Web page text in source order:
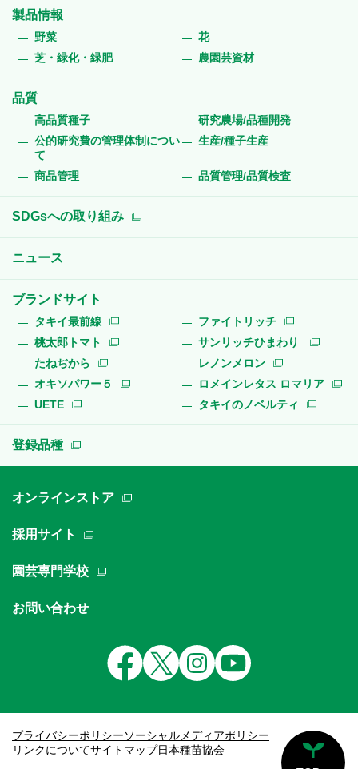
製品情報
野菜
花
芝・緑化・緑肥
農園芸資材
品質
高品質種子
研究農場/品種開発
公的研究費の管理体制につい
て
生産/種子生産
商品管理 品質管理/品質検査
SDGsへの取り組み
ニュース
ブランドサイト
タキイ最前線
ファイトリッチ
桃太郎トマト
サンリッチひまわり
たねぢから
レノンメロン
オキソパワー５
ロメインレタス ロマリア
UETE
タキイのノベルティ
登録品種
オンラインストア
採用サイト
園芸専門学校
お問い合わせ
プライバシーポリシーソーシャルメディアポリシー
リンクについてサイトマップ日本種苗協会